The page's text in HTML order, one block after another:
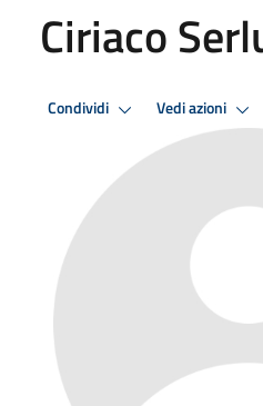
Ciriaco
Condividi Vedi azioni